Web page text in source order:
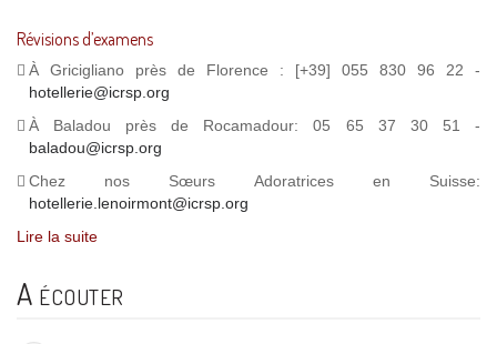
Révisions d’examens
À Gricigliano près de Florence : [+39] 055 830 96 22 -
hotellerie@icrsp.org
À Baladou près de Rocamadour: 05 65 37 30 51 -
baladou@icrsp.org
Chez nos Sœurs Adoratrices en Suisse:
hotellerie.lenoirmont@icrsp.org
Lire la suite
A écouter